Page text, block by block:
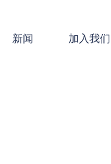
新闻 加入我们